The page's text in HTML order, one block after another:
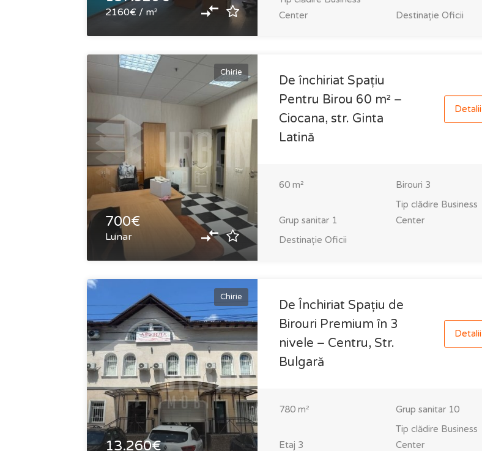
2160€ / m²
Center
DestinațieOficii
Chirie
700€
Lunar
De închiriat Spațiu
Pentru Birou 60 m² –
Ciocana, str. Ginta
Latină
Detalii
60m² Birouri 3
Grup sanitar 1
Tip clădire Business
Center
Destinație Oficii
Chirie
13.260€
De Închiriat Spațiu de
Birouri Premium în 3
nivele – Centru, Str.
Bulgară
Detalii
780m² Grup sanitar 10
Etaj 3
Tip clădire Business
Center